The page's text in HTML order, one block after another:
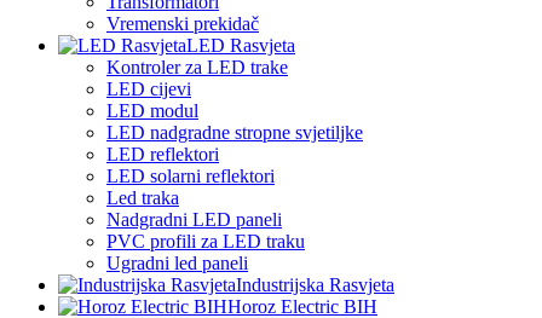
Vremenski prekidač
LED Rasvjeta
Kontroler za LED trake
LED cijevi
LED modul
LED nadgradne stropne svjetiljke
LED reflektori
LED solarni reflektori
Led traka
Nadgradni LED paneli
PVC profili za LED traku
Ugradni led paneli
Industrijska Rasvjeta
Horoz Electric BIH